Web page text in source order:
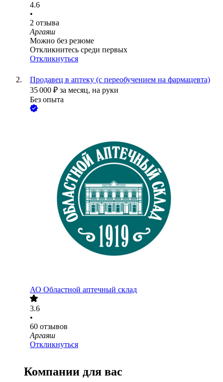
4.6
•
2 отзыва
Аргаяш
Можно без резюме
Откликнитесь среди первых
Откликнуться
Продавец в аптеку (с переобучением на фармацевта)
35 000 ₽ за месяц, на руки
Без опыта
АО Областной аптечный склад
3.6
•
60 отзывов
Аргаяш
Откликнуться
Компании для вас